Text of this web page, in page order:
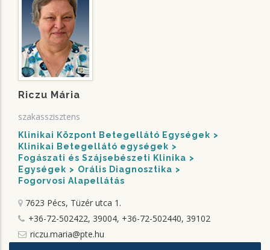
Riczu Mária
szakasszisztens
Klinikai Központ Betegellátó Egységek
Klinikai Betegellátó egységek
Fogászati és Szájsebészeti Klinika
Egységek
Orális Diagnosztika
Fogorvosi Alapellátás
7623 Pécs, Tüzér utca 1.
+36-72-502422, 39004, +36-72-502440, 39102
riczu.maria@pte.hu